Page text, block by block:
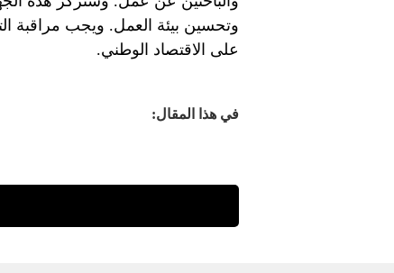
وتحسين بيئة العمل. ويجب مراقبة
على الاقتصاد الوطني.
في هذا المقال: